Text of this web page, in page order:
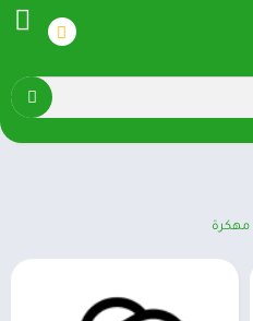
مهكرة